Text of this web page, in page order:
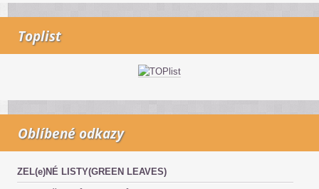
Toplist
Oblíbené odkazy
ZEL(e)NÉ LISTY(GREEN LEAVES)